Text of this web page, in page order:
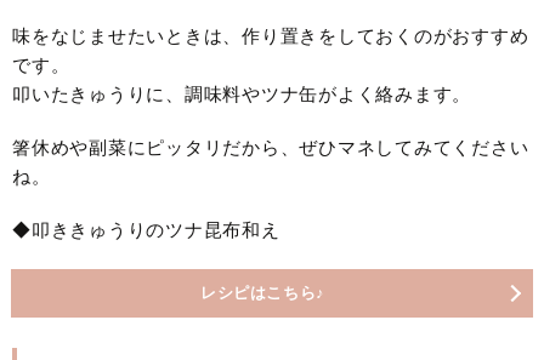
味をなじませたいときは、作り置きをしておくのがおすすめ
です。
叩いたきゅうりに、調味料やツナ缶がよく絡みます。
箸休めや副菜にピッタリだから、ぜひマネしてみてください
ね。
◆叩ききゅうりのツナ昆布和え
レシピはこちら♪